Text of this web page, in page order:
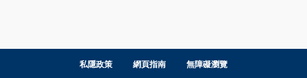
私隱政策 網頁指南 無障礙瀏覽